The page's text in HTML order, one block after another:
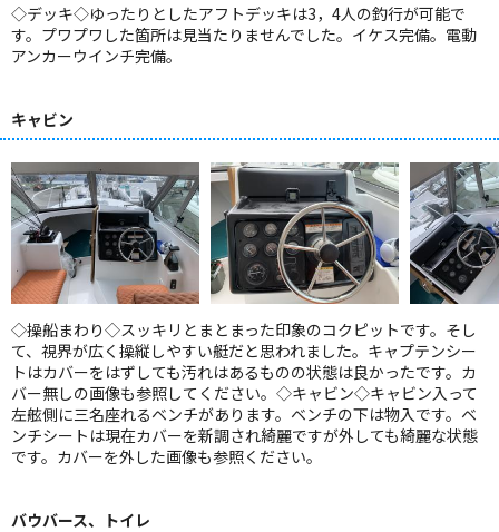
◇デッキ◇ゆったりとしたアフトデッキは3，4人の釣行が可能で
す。プワプワした箇所は見当たりませんでした。イケス完備。電動
アンカーウインチ完備。
キャビン
◇操船まわり◇スッキリとまとまった印象のコクピットです。そし
て、視界が広く操縦しやすい艇だと思われました。キャプテンシー
トはカバーをはずしても汚れはあるものの状態は良かったです。カ
バー無しの画像も参照してください。◇キャビン◇キャビン入って
左舷側に三名座れるベンチがあります。ベンチの下は物入です。ベ
ンチシートは現在カバーを新調され綺麗ですが外しても綺麗な状態
です。カバーを外した画像も参照ください。
バウバース、トイレ